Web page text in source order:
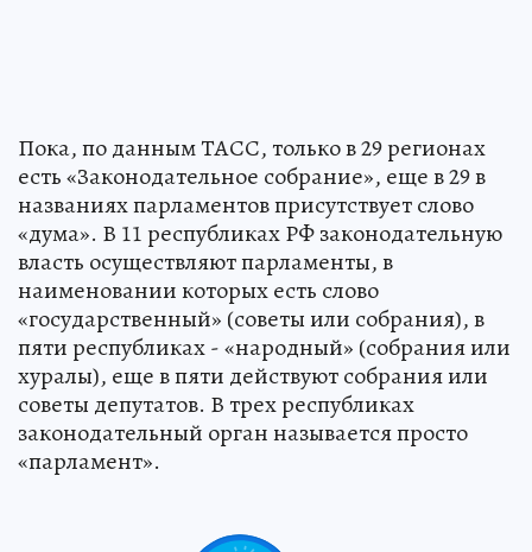
Пока, по данным ТАСС, только в 29 регионах
есть «Законодательное собрание», еще в 29 в
названиях парламентов присутствует слово
«дума». В 11 республиках РФ законодательную
власть осуществляют парламенты, в
наименовании которых есть слово
«государственный» (советы или собрания), в
пяти республиках - «народный» (собрания или
хуралы), еще в пяти действуют собрания или
советы депутатов. В трех республиках
законодательный орган называется просто
«парламент».